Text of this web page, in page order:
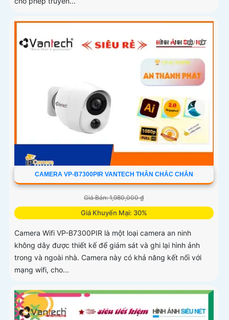
CAMERA VP-B7300PIR VANTECH THÂN CHẮC CHẮN
Giá Bán: 1,980,000 ₫
Giá Khuyến Mại: 30%
Camera Wifi VP-B7300PIR là một loại camera an ninh
không dây được thiết kế để giám sát và ghi lại hình ảnh
trong và ngoài nhà. Camera này có khả năng kết nối với
mạng wifi, cho...